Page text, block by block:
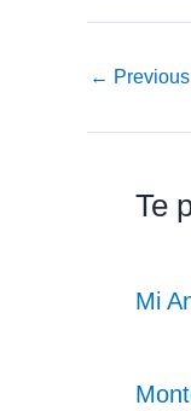
←
Te
Mi